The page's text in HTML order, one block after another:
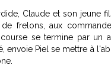
Claude et son jeune
de frelons, aux
se termine par un
envoie Piel se mettre à